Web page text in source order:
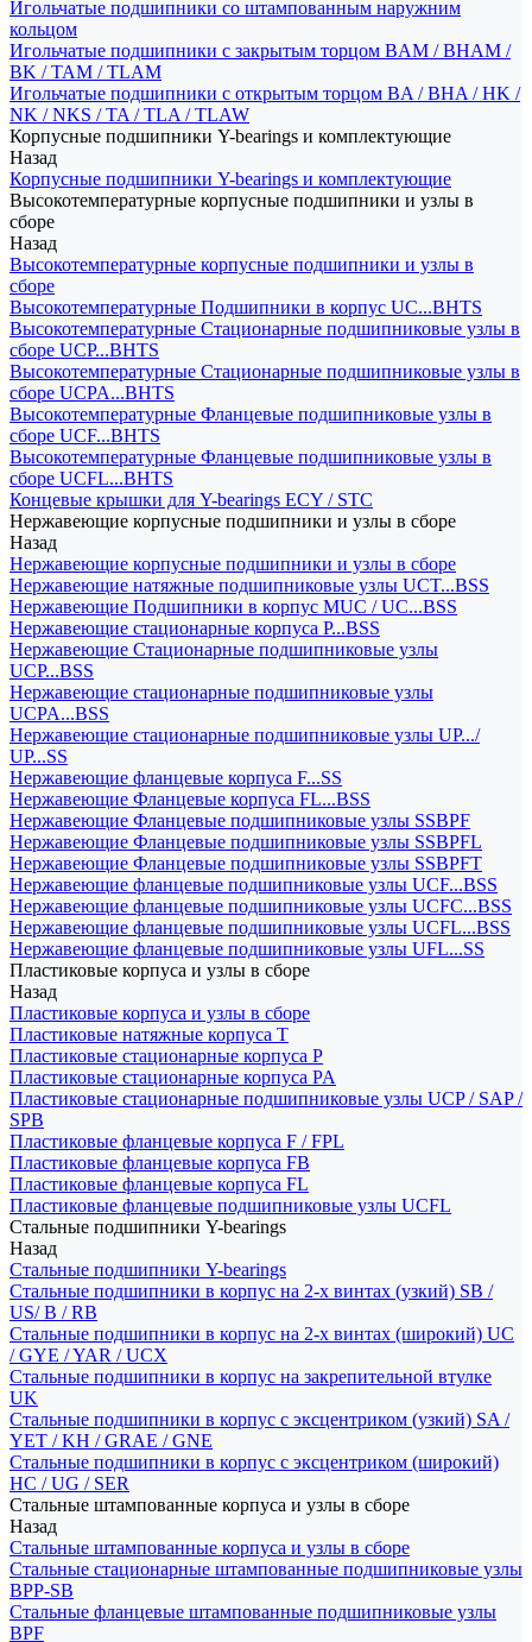
Игольчатые подшипники со штампованным наружним
кольцом
Игольчатые подшипники с закрытым торцом BAM / BHAM /
BK / TAM / TLAM
Игольчатые подшипники с открытым торцом BA / BHA / HK /
NK / NKS / TA / TLA / TLAW
Корпусные подшипники Y-bearings и комплектующие
Назад
Корпусные подшипники Y-bearings и комплектующие
Высокотемпературные корпусные подшипники и узлы в
сборе
Назад
Высокотемпературные корпусные подшипники и узлы в
сборе
Высокотемпературные Подшипники в корпус UC...BHTS
Высокотемпературные Стационарные подшипниковые узлы в
сборе UCP...BHTS
Высокотемпературные Стационарные подшипниковые узлы в
сборе UCPA...BHTS
Высокотемпературные Фланцевые подшипниковые узлы в
сборе UCF...BHTS
Высокотемпературные Фланцевые подшипниковые узлы в
сборе UCFL...BHTS
Концевые крышки для Y-bearings ECY / STC
Нержавеющие корпусные подшипники и узлы в сборе
Назад
Нержавеющие корпусные подшипники и узлы в сборе
Нержавеющие натяжные подшипниковые узлы UCT...BSS
Нержавеющие Подшипники в корпус MUC / UC...BSS
Нержавеющие стационарные корпуса P...BSS
Нержавеющие Стационарные подшипниковые узлы
UCP...BSS
Нержавеющие стационарные подшипниковые узлы
UCPA...BSS
Нержавеющие стационарные подшипниковые узлы UP.../
UP...SS
Нержавеющие фланцевые корпуса F...SS
Нержавеющие Фланцевые корпуса FL...BSS
Нержавеющие Фланцевые подшипниковые узлы SSBPF
Нержавеющие Фланцевые подшипниковые узлы SSBPFL
Нержавеющие Фланцевые подшипниковые узлы SSBPFT
Нержавеющие фланцевые подшипниковые узлы UCF...BSS
Нержавеющие фланцевые подшипниковые узлы UCFC...BSS
Нержавеющие фланцевые подшипниковые узлы UCFL...BSS
Нержавеющие фланцевые подшипниковые узлы UFL...SS
Пластиковые корпуса и узлы в сборе
Назад
Пластиковые корпуса и узлы в сборе
Пластиковые натяжные корпуса T
Пластиковые стационарные корпуса P
Пластиковые стационарные корпуса PA
Пластиковые стационарные подшипниковые узлы UCP / SAP /
SPB
Пластиковые фланцевые корпуса F / FPL
Пластиковые фланцевые корпуса FB
Пластиковые фланцевые корпуса FL
Пластиковые фланцевые подшипниковые узлы UCFL
Стальные подшипники Y-bearings
Назад
Стальные подшипники Y-bearings
Стальные подшипники в корпус на 2-х винтах (узкий) SB /
US/ B / RB
Стальные подшипники в корпус на 2-х винтах (широкий) UC
/ GYE / YAR / UCX
Стальные подшипники в корпус на закрепительной втулке
UK
Стальные подшипники в корпус с эксцентриком (узкий) SA /
YET / KH / GRAE / GNE
Стальные подшипники в корпус с эксцентриком (широкий)
HC / UG / SER
Стальные штампованные корпуса и узлы в сборе
Назад
Стальные штампованные корпуса и узлы в сборе
Стальные стационарные штампованные подшипниковые узлы
BPP-SB
Стальные фланцевые штампованные подшипниковые узлы
BPF